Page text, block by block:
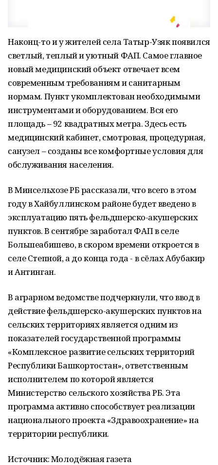
Наконц-то и у жителей села Татыр-Узяк появился
светлый, теплый и уютный ФАП. Самое главное
новый медицинский объект отвечает всем
современным требованиям и санитарным
нормам. Пункт укомплектован необходимыми
инструментами и оборудованием. Вся его
площадь – 92 квадратных метра. Здесь есть
медицинский кабинет, смотровая, процедурная,
санузел – созданы все комфортные условия для
обслуживания населения.
В Минсельхозе РБ рассказали, что всего в этом
году в Хайбуллинском районе будет введено в
эксплуатацию пять фельдшерско-акушерских
пунктов. В сентябре заработал ФАП в селе
Большеабишево, в скором времени откроется в
селе Степной, а до конца года - в сёлах Абубакир
и Антинган.
В аграрном ведомстве подчеркнули, что ввод в
действие фельдшерско-акушерских пунктов на
сельских территориях является одним из
показателей государственной программы
«Комплексное развитие сельских территорий
Республики Башкортостан», ответственным
исполнителем по которой является
Министерство сельского хозяйства РБ. Эта
программа активно способствует реализации
национального проекта «Здравоохранение» на
территории республики.
Источник: Молодёжная газета